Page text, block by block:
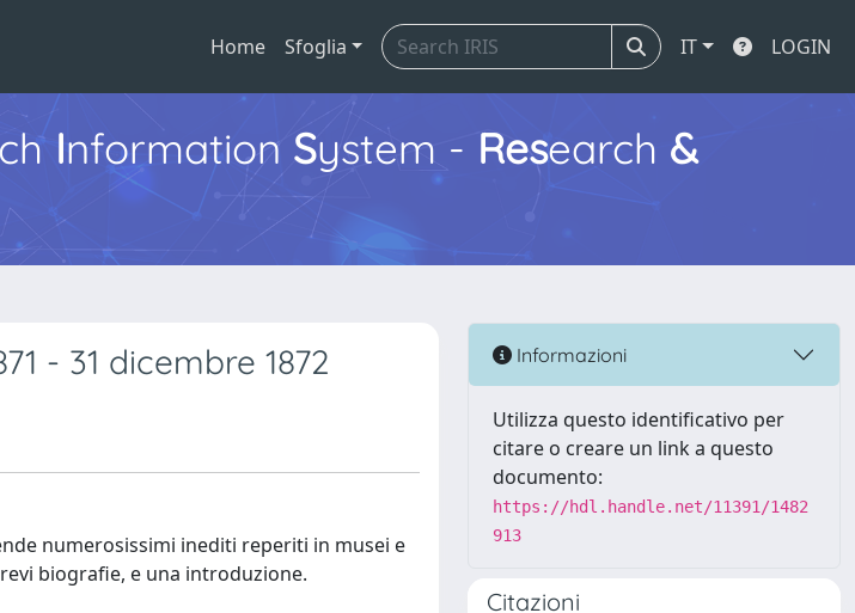
Home Sfoglia IT LOGIN
Information System - Research &
- 31 dicembre 1872
numerosissimi inediti reperiti in musei e
biografie, e una introduzione.
Informazioni
Utilizza questo identificativo per
citare o creare un link a questo
documento:
https://hdl.handle.net/11391/1482
913
Citazioni